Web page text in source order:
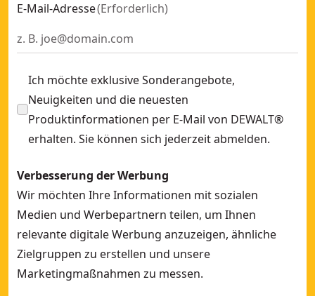
E-Mail-Adresse(Erforderlich)
Ich möchte exklusive Sonderangebote,
Neuigkeiten und die neuesten
Produktinformationen per E-Mail von DEWALT®
erhalten. Sie können sich jederzeit abmelden.
Verbesserung der Werbung
Wir möchten Ihre Informationen mit sozialen
Medien und Werbepartnern teilen, um Ihnen
relevante digitale Werbung anzuzeigen, ähnliche
Zielgruppen zu erstellen und unsere
Marketingmaßnahmen zu messen.